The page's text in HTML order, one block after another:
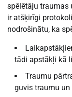
spēlētāju traumas
ir atšķirīgi
nodrošinātu, ka
tādi apstākļi kā
Traumu
guvis traumu